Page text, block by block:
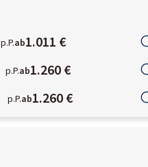
p.P.ab1.011 €
p.P.ab1.260 €
p.P.ab1.260 €